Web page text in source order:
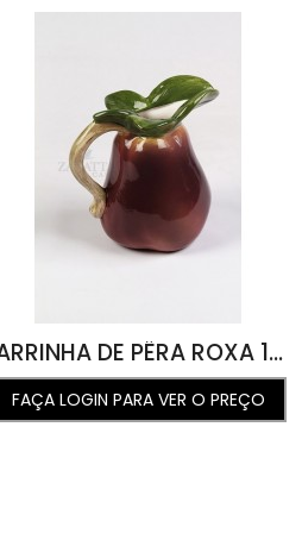
JARRINHA DE PÊRA ROXA 14L X 18C X 18A
FAÇA LOGIN PARA VER O PREÇO